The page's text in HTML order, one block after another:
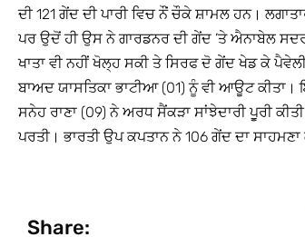
ਦੀ 121 ਗੇਂਦ ਦੀ ਪਾਰੀ ਵਿਚ ਨੌਂ ਚੌਕੇ ਸ਼ਾਮਲ ਹਨ।
ਪਰ ਉਦੋਂ ਹੀ ਉਸ ਨੇ ਗਾਰਡਨਰ ਦੀ ਗੇਂਦ ’ਤੇ ਐਨਾਬੇਲ
ਖਾਤਾ ਵੀ ਨਹੀਂ ਖੋਲ੍ਹ ਸਕੀ ਤੇ ਸਿਰਫ ਦੋ ਗੇਂਦ ਖੇਡ ਕੇ
ਬਾਅਦ ਯਾਸਤਿਕਾ ਭਾਟੀਆ (01) ਨੂੰ ਵੀ ਆਊਟ
ਸਨੇਹ ਰਾਣਾ (09) ਨੇ ਅਰਧ ਸੈਂਕੜਾ ਸਾਂਝੇਦਾਰੀ ਪੂੁਰੀ
ਪਰਤੀ। ਭਾਰਤੀ ਉਪ ਕਪਤਾਨ ਨੇ 106 ਗੇਂਦ ਦਾ ਸਾਹਮਣਾ
Share: